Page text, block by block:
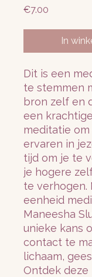
€7.00
In
Dit is een
te stemmen
bron zelf en
een
meditatie
ervaren in
tijd om je te
je hogere
te verhogen.
eenheid
Maneesha
unieke kans
contact te
lichaam,
Ontdek deze